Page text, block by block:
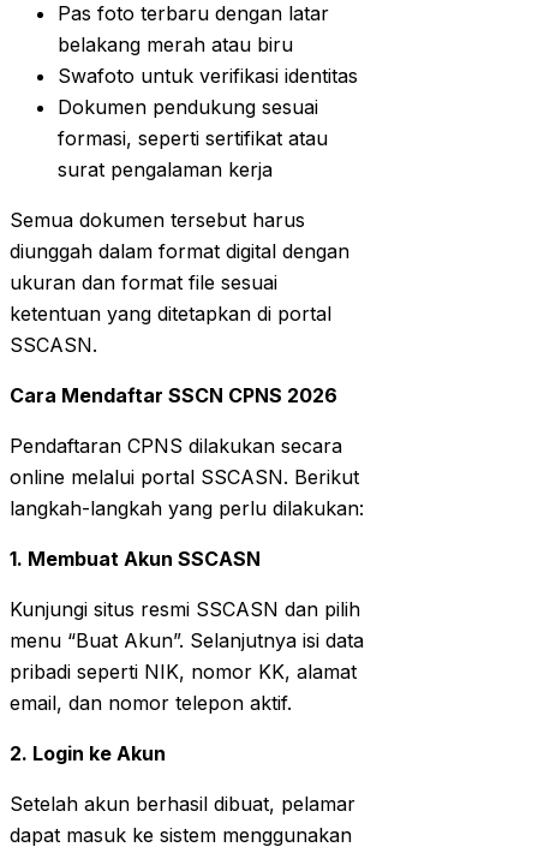
Pas foto terbaru dengan latar
belakang merah atau biru
Swafoto untuk verifikasi identitas
Dokumen pendukung sesuai
formasi, seperti sertifikat atau
surat pengalaman kerja
Semua dokumen tersebut harus
diunggah dalam format digital dengan
ukuran dan format file sesuai
ketentuan yang ditetapkan di portal
SSCASN.
Cara Mendaftar SSCN CPNS 2026
Pendaftaran CPNS dilakukan secara
online melalui portal SSCASN. Berikut
langkah-langkah yang perlu dilakukan:
1. Membuat Akun SSCASN
Kunjungi situs resmi SSCASN dan pilih
menu “Buat Akun”. Selanjutnya isi data
pribadi seperti NIK, nomor KK, alamat
email, dan nomor telepon aktif.
2. Login ke Akun
Setelah akun berhasil dibuat, pelamar
dapat masuk ke sistem menggunakan